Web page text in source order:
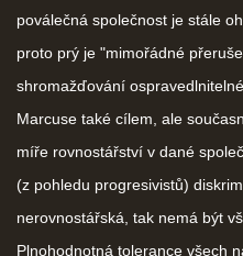
poválečná společnost je stále
proto prý je "mimořádné
shromažďování
Marcuse také cílem, ale
míře rovnostářství v dané
(z pohledu progresivistů)
nerovnostářská, tak nemá být
Plnohodnotná tolerance všech